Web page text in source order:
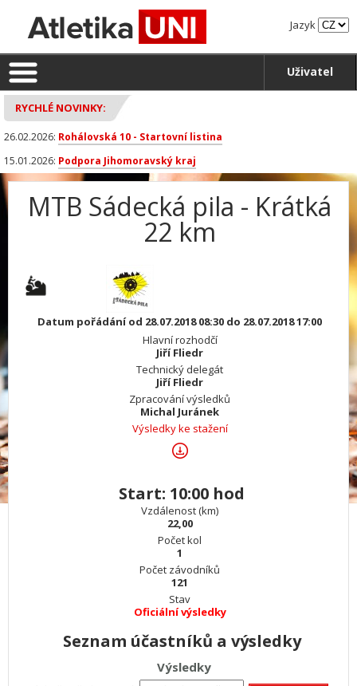
Jazyk
Uživatel
RYCHLÉ NOVINKY:
26.02.2026: Rohálovská 10 - Startovní listina
15.01.2026: Podpora Jihomoravský kraj
MTB Sádecká pila - Krátká
22 km
Datum pořádání od 28.07.2018 08:30 do 28.07.2018 17:00
Hlavní rozhodčí
Jiří Fliedr
Technický delegát
Jiří Fliedr
Zpracování výsledků
Michal Juránek
Výsledky ke stažení
Start: 10:00 hod
Vzdálenost (km)
22,00
Počet kol
1
Počet závodníků
121
Stav
Oficiální výsledky
Seznam účastníků a výsledky
Výsledky